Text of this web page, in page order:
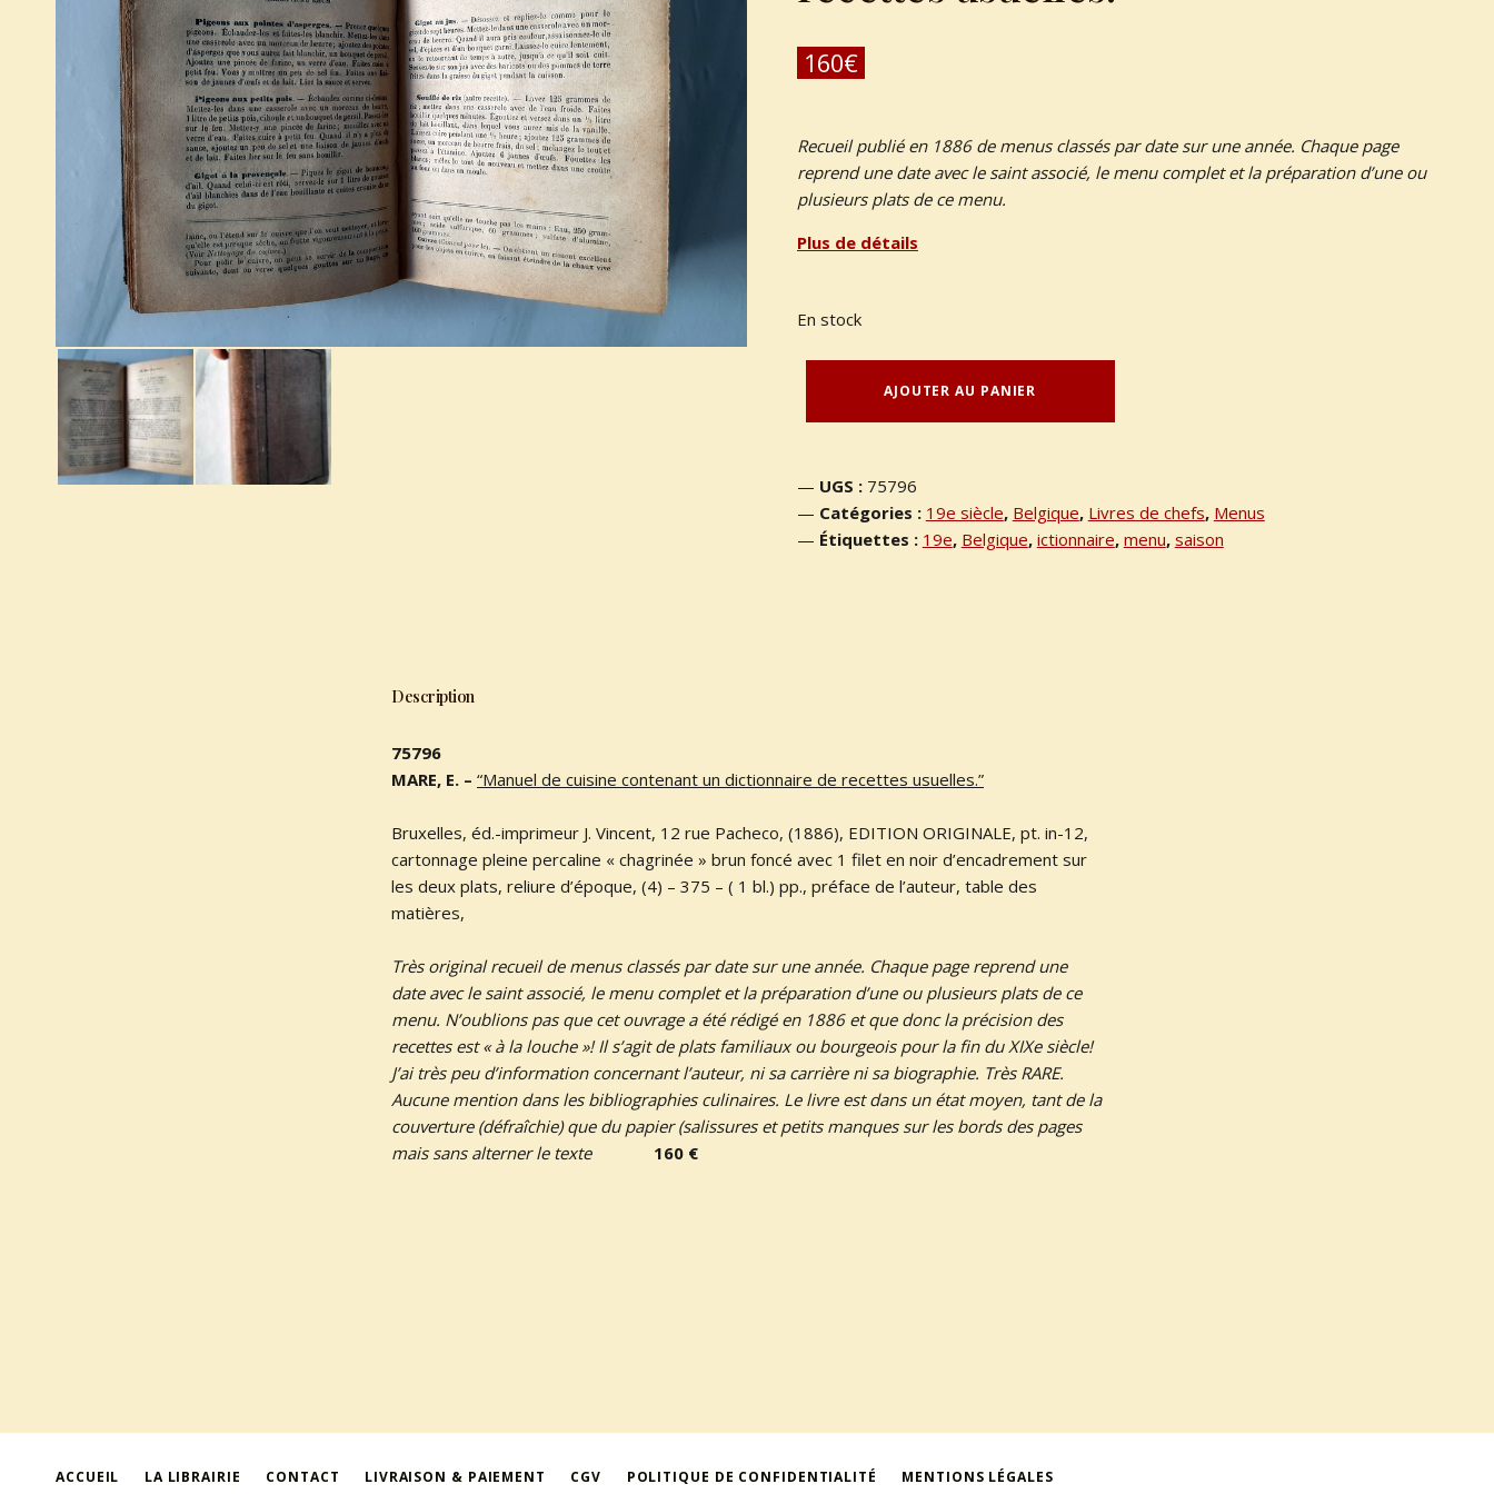
160€
Recueil publié en 1886 de menus classés par date sur une année. Chaque page
reprend une date avec le saint associé, le menu complet et la préparation d’une ou
plusieurs plats de ce menu.
Plus de détails
En stock
AJOUTER AU PANIER
UGS : 75796
Catégories : 19e siècle, Belgique, Livres de chefs, Menus
Étiquettes : 19e, Belgique, ictionnaire, menu, saison
Description
75796
MARE, E. – “Manuel de cuisine contenant un dictionnaire de recettes usuelles.”
Bruxelles, éd.-imprimeur J. Vincent, 12 rue Pacheco, (1886), EDITION ORIGINALE, pt. in-12,
cartonnage pleine percaline « chagrinée » brun foncé avec 1 filet en noir d’encadrement sur
les deux plats, reliure d’époque, (4) – 375 – ( 1 bl.) pp., préface de l’auteur, table des
matières,
Très original recueil de menus classés par date sur une année. Chaque page reprend une
date avec le saint associé, le menu complet et la préparation d’une ou plusieurs plats de ce
menu. N’oublions pas que cet ouvrage a été rédigé en 1886 et que donc la précision des
recettes est « à la louche »! Il s’agit de plats familiaux ou bourgeois pour la fin du XIXe siècle!
J’ai très peu d’information concernant l’auteur, ni sa carrière ni sa biographie. Très RARE.
Aucune mention dans les bibliographies culinaires. Le livre est dans un état moyen, tant de la
couverture (défraîchie) que du papier (salissures et petits manques sur les bords des pages
mais sans alterner le texte
160 €
ACCUEIL LA LIBRAIRIE CONTACT LIVRAISON & PAIEMENT CGV POLITIQUE DE CONFIDENTIALITÉ MENTIONS LÉGALES